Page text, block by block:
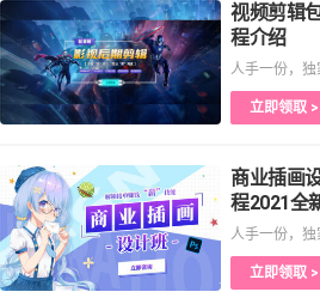
视频剪辑
程介绍
人手一份，
立即领取 >
商业插画
程2021全
人手一份，
立即领取 >